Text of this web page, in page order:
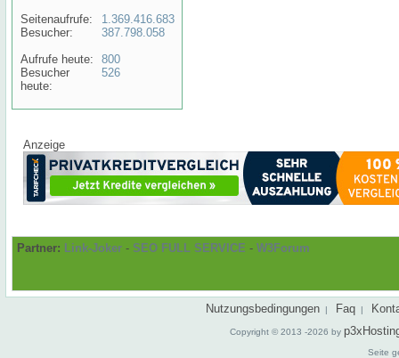
Seitenaufrufe:
Besucher:
Aufrufe heute:
Besucher
heute:
1.369.416.683
387.798.058
800
526
Anzeige
Partner: Link-Joker - SEO FULL SERVICE - W3Forum
Nutzungsbedingungen | Faq |
Copyright © 2013 -2026 by
Seite